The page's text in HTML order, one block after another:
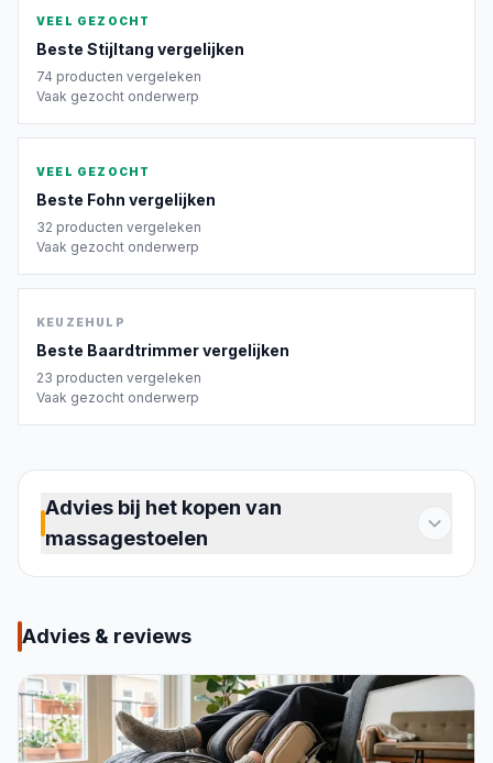
VEEL GEZOCHT
Beste Stijltang vergelijken
74 producten vergeleken
Vaak gezocht onderwerp
VEEL GEZOCHT
Beste Fohn vergelijken
32 producten vergeleken
Vaak gezocht onderwerp
KEUZEHULP
Beste Baardtrimmervergelijken
23 producten vergeleken
Vaak gezocht onderwerp
Advies bij het kopen van
massagestoelen
spierpijn na het sporten of gewoon behoefte aan
rust: een goed model neemt die spanning weg op
het moment dat jij dat wilt. De markt biedt een
breed scala, van compacte kussens die je op een
gewone stoel legt tot volledige stoelen die je hele
Advies & reviews